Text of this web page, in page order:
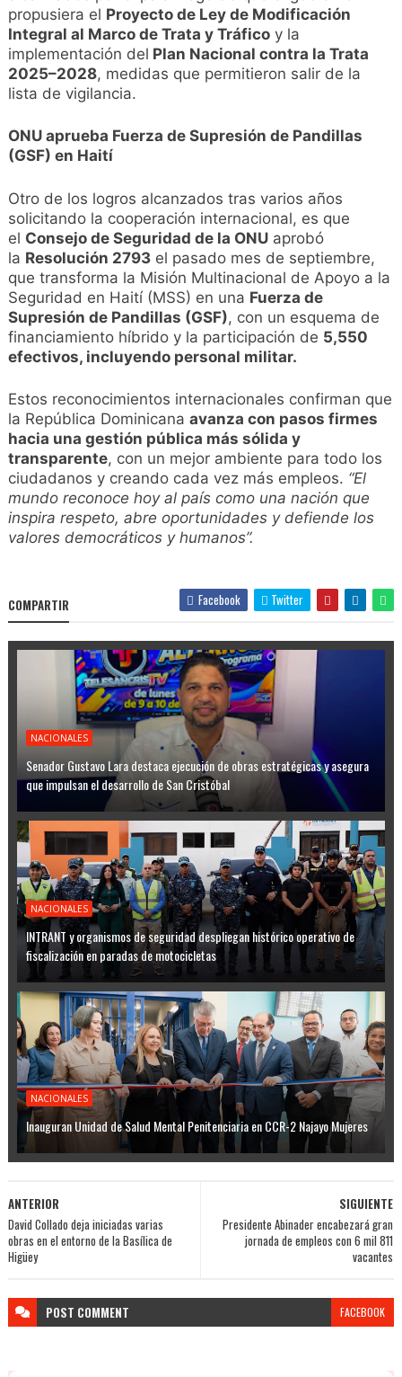
propusiera el Proyecto de Ley de Modificación
Integral al Marco de Trata y Tráficoy la
implementación del Plan Nacional contra la Trata
2025–2028, medidas que permitieron salir de la
lista de vigilancia.
ONU aprueba Fuerza de Supresión de Pandillas
(GSF) en Haití
Otro de los logros alcanzados tras varios años
solicitando la cooperación internacional, es que
el Consejo de Seguridad de la ONUaprobó
la Resolución 2793el pasado mes de septiembre,
que transforma la Misión Multinacional de Apoyo a la
Seguridad en Haití (MSS) en una Fuerza de
Supresión de Pandillas (GSF), con un esquema de
financiamiento híbrido y la participación de 5,550
efectivos, incluyendo personal militar.
Estos reconocimientos internacionales confirman que
la República Dominicana avanza con pasos firmes
hacia una gestión pública más sólida y
transparente, con un mejor ambiente para todo los
ciudadanos y creando cada vez más empleos. “El
mundo reconoce hoy al país como una nación que
inspira respeto, abre oportunidades y defiende los
valores democráticos y humanos”.
COMPARTIR Facebook Twitter
NACIONALES
Senador Gustavo Lara destaca ejecución de obras estratégicas y asegura
que impulsan el desarrollo de San Cristóbal
NACIONALES
INTRANT y organismos de seguridad despliegan histórico operativo de
fiscalización en paradas de motocicletas
NACIONALES
Inauguran Unidad de Salud Mental Penitenciaria en CCR-2 Najayo Mujeres
SIGUIENTE
Presidente Abinader encabezará gran
jornada de empleos con 6 mil 811
vacantes
ANTERIOR
David Collado deja iniciadas varias
obras en el entorno de la Basílica de
Higüey
POST COMMENT FACEBOOK